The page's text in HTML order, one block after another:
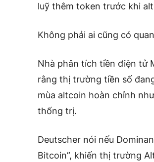
luỹ thêm token trước khi
Không phải ai cũng có
Nhà phân tích tiền điện tử
rằng thị trường tiền số
mùa altcoin hoàn chỉnh
thống trị.
Deutscher nói nếu
Bitcoin”, khiến thị trường